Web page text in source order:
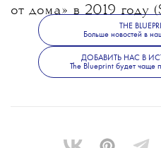
от дома» в 2019 году
THE
Больше новостей в
ДОБАВИТЬ НАС В
The Blueprint будет чаще